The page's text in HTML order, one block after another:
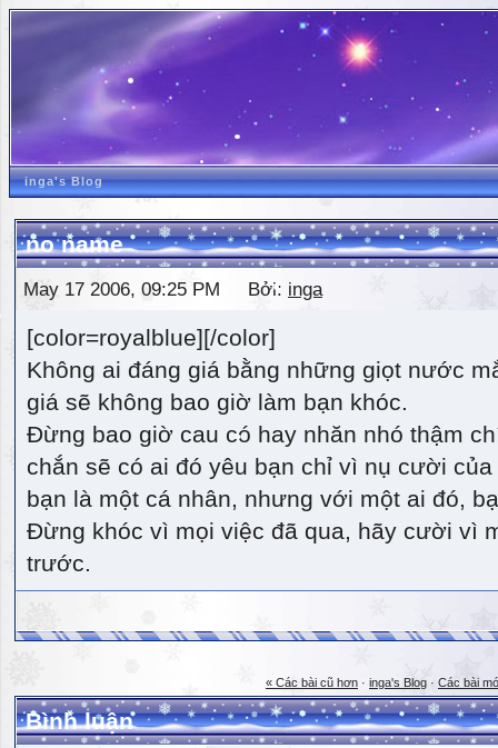
inga's Blog
no name
May 17 2006, 09:25 PM Bởi: inga
[color=royalblue][/color]
Không ai đáng giá bằng những giọt nước
giá sẽ không bao giờ làm bạn khóc.
Đừng bao giờ cau có hay nhăn nhó thậm
chắn sẽ có ai đó yêu bạn chỉ vì nụ cười
bạn là một cá nhân, nhưng với một ai đó,
Đừng khóc vì mọi việc đã qua, hãy cười vì
trước.
« Các bài cũ hơn · inga's Blog · Các bài
Bình luận